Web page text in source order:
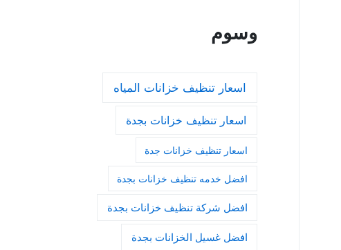
وسوم
اسعار تنظيف خزانات المياه
اسعار تنظيف خزانات بجدة
اسعار تنظيف خزانات جدة
افضل خدمه تنظيف خزانات بجدة
افضل شركة تنظيف خزانات بجدة
افضل غسيل الخزانات بجدة